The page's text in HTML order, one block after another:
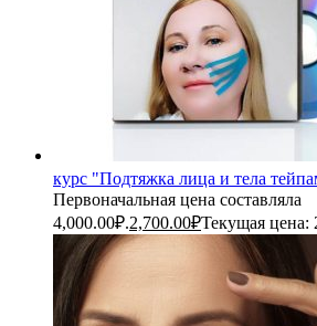
курс "Подтяжка лица и тела
Первоначальная цена составляла
4,000.00₽.2,700.00₽Текущая цена: